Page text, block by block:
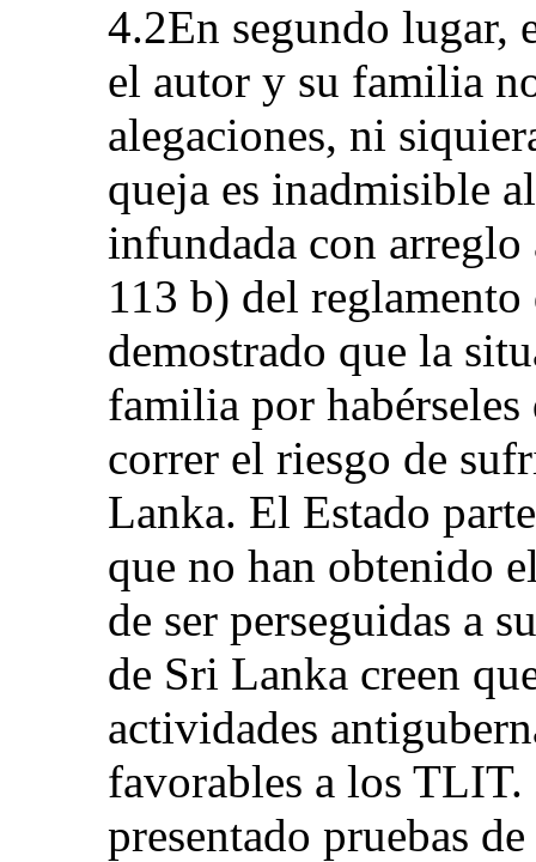
4.2En segundo lugar,
el autor y su familia
alegaciones, ni
queja es inadmisible
infundada con
113 b) del
demostrado que la
familia por habérseles
correr el riesgo de
Lanka. El Estado
que no han obtenido
de ser perseguidas a
de Sri Lanka creen
actividades
favorables a los
presentado pruebas